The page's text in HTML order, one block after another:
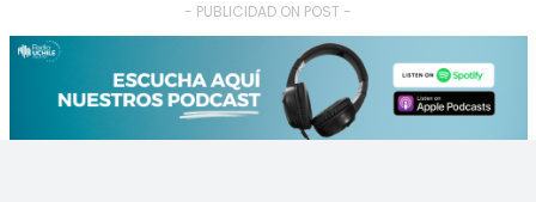
- PUBLICIDAD ON POST -